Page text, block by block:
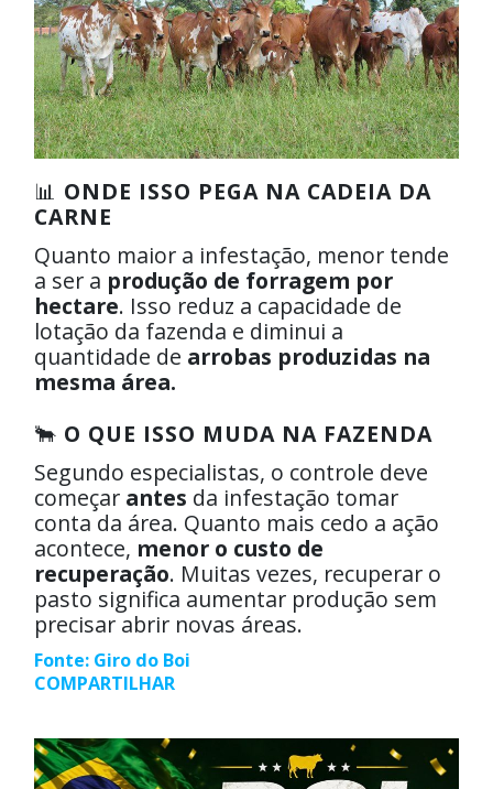
📊 ONDE ISSO PEGA NA CADEIA DA
CARNE
Quanto maior a infestação, menor tende
a ser a produção de forragem por
hectare. Isso reduz a capacidade de
lotação da fazenda e diminui a
quantidade de arrobas produzidas na
mesma área.
🐂 O QUE ISSO MUDA NA FAZENDA
Segundo especialistas, o controle deve
começar antes da infestação tomar
conta da área. Quanto mais cedo a ação
acontece, menor o custo de
recuperação. Muitas vezes, recuperar o
pasto significa aumentar produção sem
precisar abrir novas áreas.
Fonte: Giro do Boi
COMPARTILHAR